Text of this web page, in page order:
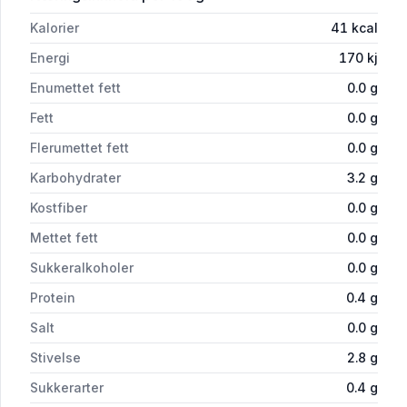
Kalorier 41 kcal
Energi
170 kj
Enumettet fett
0.0 g
Fett
0.0 g
Flerumettet fett
0.0 g
Karbohydrater
3.2 g
Kostfiber
0.0 g
Mettet fett
0.0 g
Sukkeralkoholer
0.0 g
Protein
0.4 g
Salt
0.0 g
Stivelse
2.8 g
Sukkerarter
0.4 g